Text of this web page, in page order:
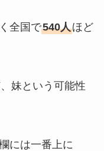
全国で540人ほど
妹という可能性
には一番上に